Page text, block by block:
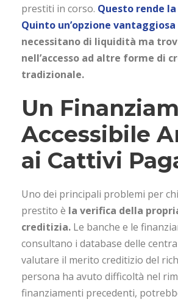
prestiti in corso. Questo rende
Quinto un’opzione
necessitano di liquidità ma
nell’accesso ad altre forme di
tradizionale.
Un
Accessibile
ai Cattivi
Uno dei principali problemi per
prestito è la verifica della
creditizia. Le banche e le
consultano i database delle
valutare il merito creditizio del
persona ha avuto difficoltà nel
finanziamenti precedenti,